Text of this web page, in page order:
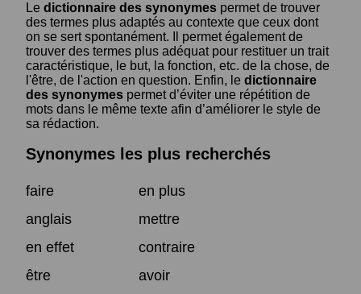
Le dictionnaire des synonymes permet de trouver
des termes plus adaptés au contexte que ceux dont
on se sert spontanément. Il permet également de
trouver des termes plus adéquat pour restituer un trait
caractéristique, le but, la fonction, etc. de la chose, de
l'être, de l'action en question. Enfin, le dictionnaire
des synonymes permet d’éviter une répétition de
mots dans le même texte afin d’améliorer le style de
sa rédaction.
Synonymes les plus recherchés
faire
en plus
anglais
mettre
en effet
contraire
être
avoir